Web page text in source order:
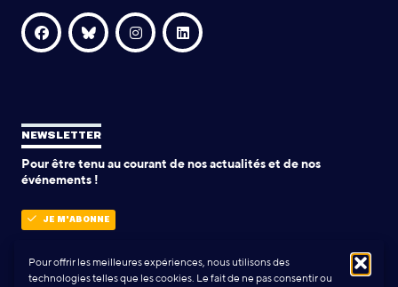
Pour offrir les meilleures expériences, nous utilisons des
technologies telles que les cookies. Le fait de ne pas consentir ou
NEWSLETTER
Pour être tenu au courant de nos actualités et de nos
événements !
JE M'ABONNE
POLITIQUE DE CONFIDENTIALITÉ